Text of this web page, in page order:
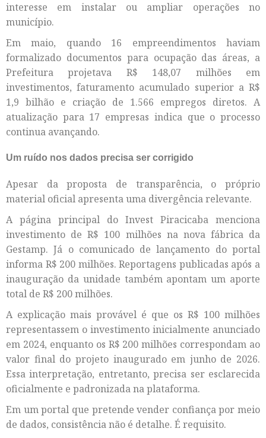
interesse em instalar ou ampliar operações no
município.
Em maio, quando 16 empreendimentos haviam
formalizado documentos para ocupação das áreas, a
Prefeitura projetava R$ 148,07 milhões em
investimentos, faturamento acumulado superior a R$
1,9 bilhão e criação de 1.566 empregos diretos. A
atualização para 17 empresas indica que o processo
continua avançando.
Um ruído nos dados precisa ser corrigido
Apesar da proposta de transparência, o próprio
material oficial apresenta uma divergência relevante.
A página principal do Invest Piracicaba menciona
investimento de R$ 100 milhões na nova fábrica da
Gestamp. Já o comunicado de lançamento do portal
informa R$ 200 milhões. Reportagens publicadas após a
inauguração da unidade também apontam um aporte
total de R$ 200 milhões.
A explicação mais provável é que os R$ 100 milhões
representassem o investimento inicialmente anunciado
em 2024, enquanto os R$ 200 milhões correspondam ao
valor final do projeto inaugurado em junho de 2026.
Essa interpretação, entretanto, precisa ser esclarecida
oficialmente e padronizada na plataforma.
Em um portal que pretende vender confiança por meio
de dados, consistência não é detalhe. É requisito.